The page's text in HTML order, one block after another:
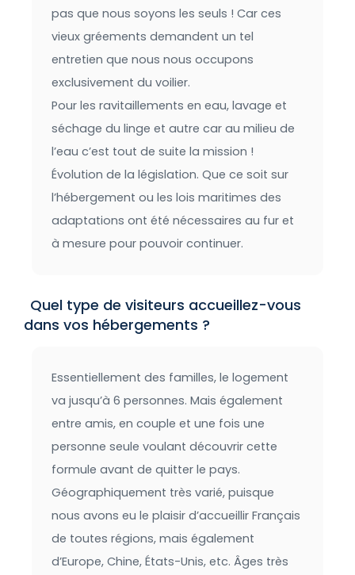
pas que nous soyons les seuls ! Car ces
vieux gréements demandent un tel
entretien que nous nous occupons
exclusivement du voilier.
Pour les ravitaillements en eau, lavage et
séchage du linge et autre car au milieu de
l’eau c’est tout de suite la mission !
Évolution de la législation. Que ce soit sur
l’hébergement ou les lois maritimes des
adaptations ont été nécessaires au fur et
à mesure pour pouvoir continuer.
Quel type de visiteurs accueillez-vous
dans vos hébergements ?
Essentiellement des familles, le logement
va jusqu’à 6 personnes. Mais également
entre amis, en couple et une fois une
personne seule voulant découvrir cette
formule avant de quitter le pays.
Géographiquement très varié, puisque
nous avons eu le plaisir d’accueillir Français
de toutes régions, mais également
d’Europe, Chine, États-Unis, etc. Âges très